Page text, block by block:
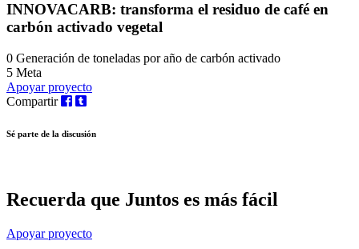
INNOVACARB: transforma el residuo de café en
carbón activado vegetal
0 Generación de toneladas por año de carbón activado
5 Meta
Apoyar proyecto
Compartir
Sé parte de la discusión
Recuerda que Juntos es más fácil
Apoyar proyecto